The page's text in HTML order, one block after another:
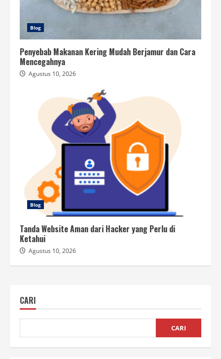
Blog
Penyebab Makanan Kering Mudah Berjamur dan Cara
Mencegahnya
Agustus 10, 2026
Blog
Tanda Website Aman dari Hacker yang Perlu di
Ketahui
Agustus 10, 2026
CARI
CARI